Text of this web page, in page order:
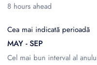
8 hours ahead
Cea mai indicată perioadă
MAY - SEP
Cel mai bun interval al